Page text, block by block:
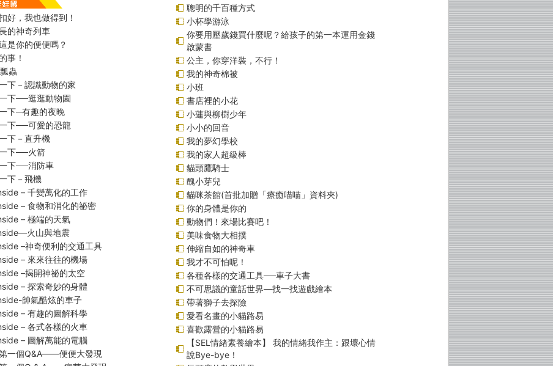
好，我也做得到！
的神奇列車
是你的便便嗎？
事！
蟲
下－認識動物的家
下──逛逛動物園
下─有趣的夜晚
下──可愛的恐龍
下－直升機
下──火箭
下──消防車
下－飛機
– 千變萬化的工作
– 食物和消化的祕密
– 極端的天氣
火山與地震
–神奇便利的交通工具
– 來來往往的機場
–揭開神祕的太空
– 探索奇妙的身體
帥氣酷炫的車子
– 有趣的圖解科學
– 各式各樣的火車
– 圖解萬能的電腦
一個Q&A――便便大發現
聰明的千百種方式
小杯學游泳
你要用壓歲錢買什麼呢？給孩子的第一本運用金錢
啟蒙書
公主，你穿洋裝，不行！
我的神奇棉被
小班
書店裡的小花
小蓮與柳樹少年
小小的回音
我的夢幻學校
我的家人超級棒
貓頭鷹騎士
醜小芽兒
貓咪茶館(首批加贈「療癒喵喵」資料夾)
你的身體是你的
動物們！來場比賽吧！
美味食物大相撲
伸縮自如的神奇車
我才不可怕呢！
各種各樣的交通工具──車子大書
不可思議的童話世界—找一找遊戲繪本
帶著獅子去探險
愛看名畫的小貓路易
喜歡露營的小貓路易
【SEL情緒素養繪本】 我的情緒我作主：跟壞心情
說Bye-bye！